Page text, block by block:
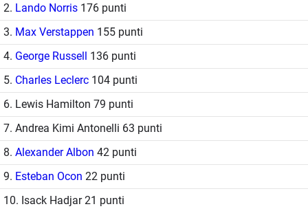
2. Lando Norris 176 punti
3. Max Verstappen 155 punti
4. George Russell 136 punti
5. Charles Leclerc 104 punti
6. Lewis Hamilton 79 punti
7. Andrea Kimi Antonelli 63 punti
8. Alexander Albon 42 punti
9. Esteban Ocon 22 punti
10. Isack Hadjar 21 punti